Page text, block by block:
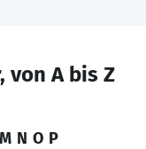
von A bis Z
M N O P